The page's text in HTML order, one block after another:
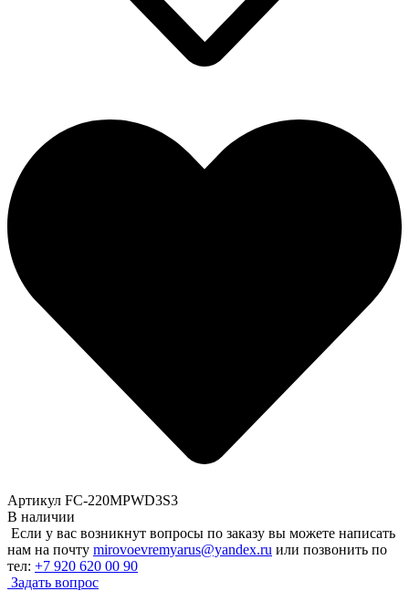
Артикул FC-220MPWD3S3
В наличии
Если у вас возникнут вопросы по заказу вы можете написать
нам на почту mirovoevremyarus@yandex.ru или позвонить по
тел: +7 920 620 00 90
Задать вопрос